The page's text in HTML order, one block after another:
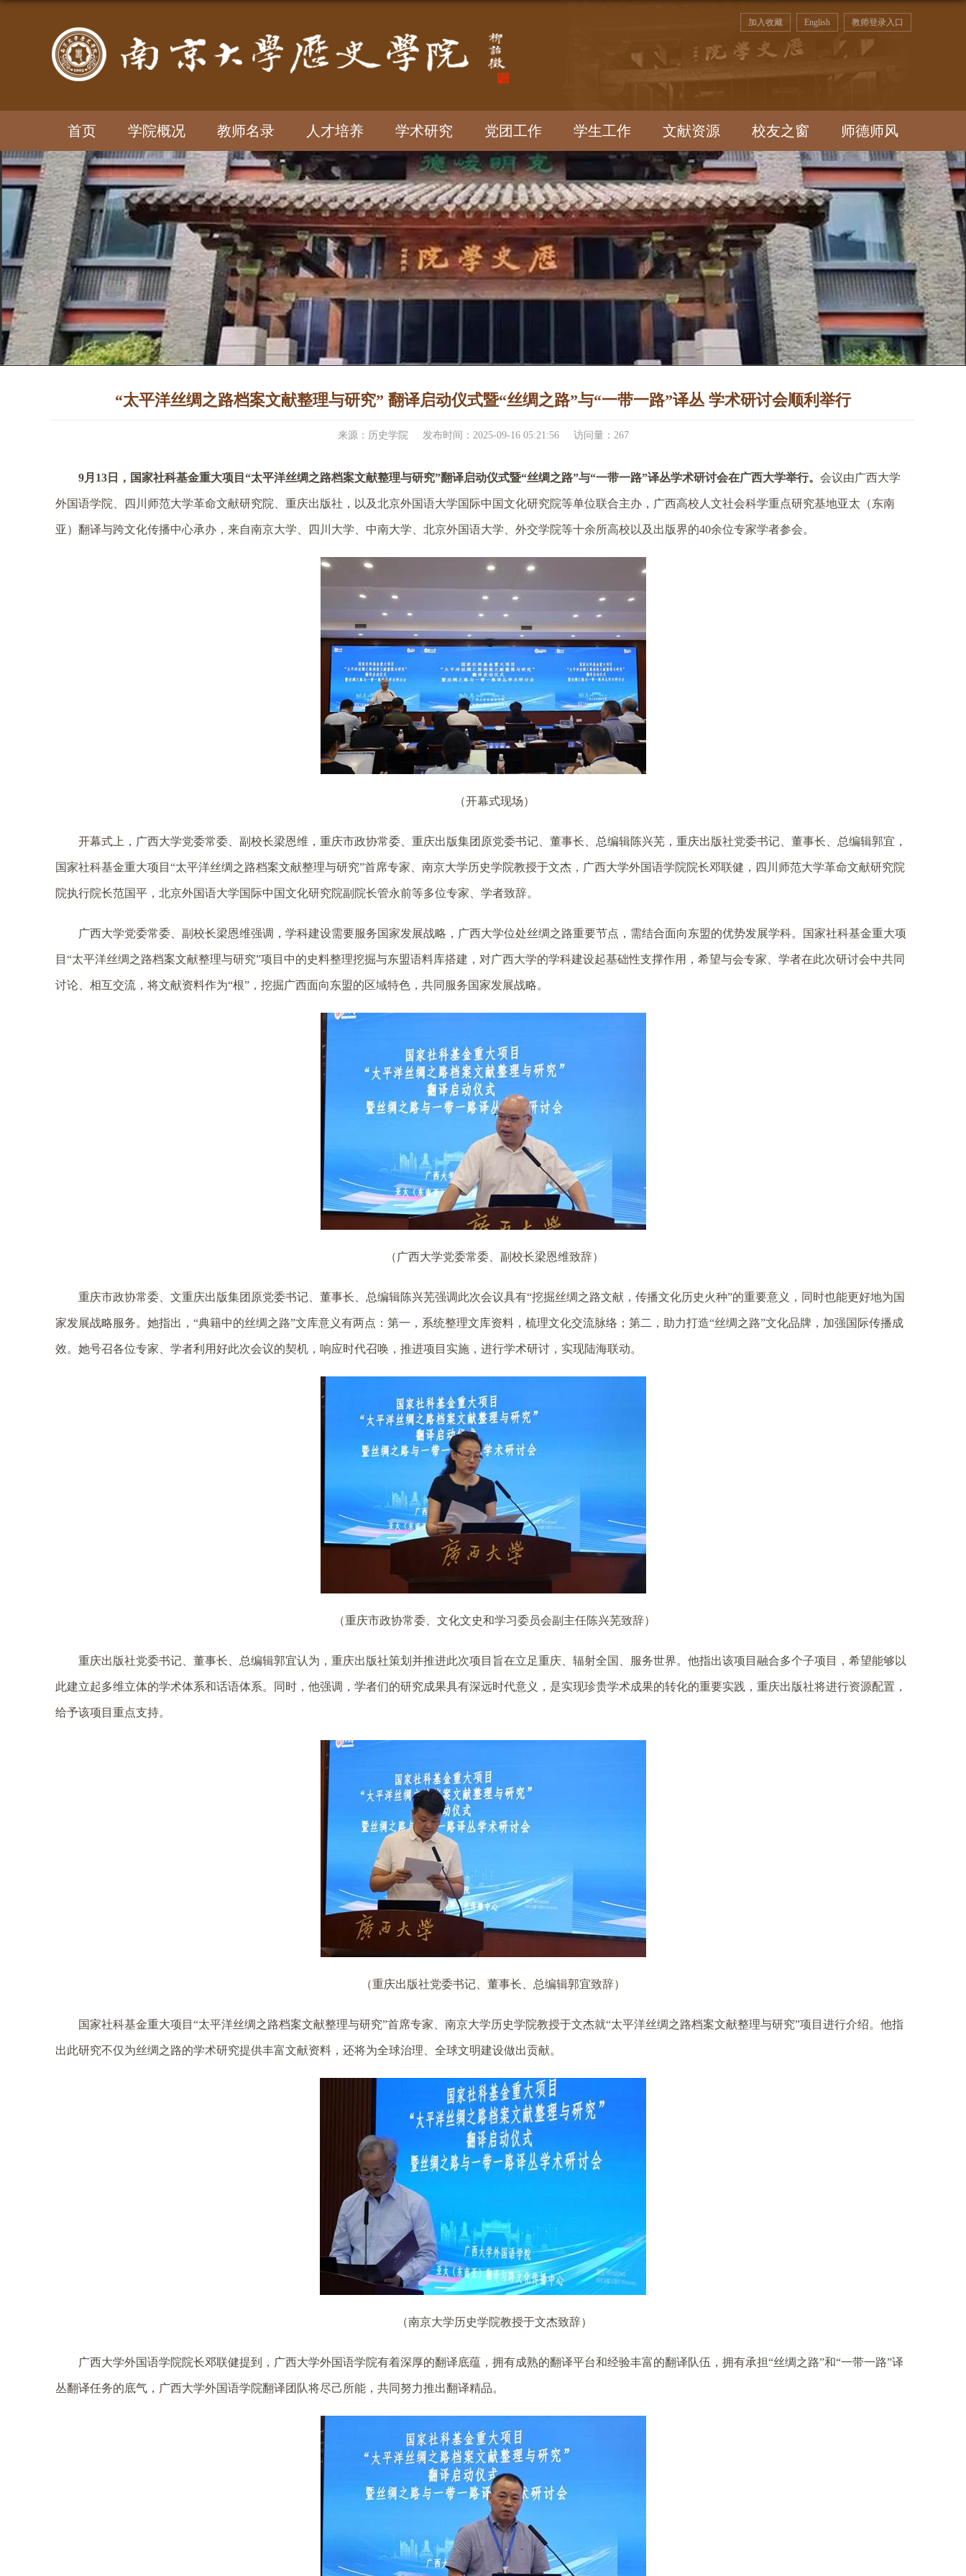
加入收藏 English 教师登录入口
首页 学院概况 教师名录 人才培养 学术研究 党团工作 学生工作 文献资源 校友之窗 师德师风
“太平洋丝绸之路档案文献整理与研究” 翻译启动仪式暨“丝绸之路”与“一带一路”译丛 学术研讨会顺利举行
来源：历史学院 发布时间：2025-09-16 05:21:56 访问量： 267
9月 13 日，国家社科基金重大项目“太平洋丝绸之路档案文献整理与研究”翻译启动仪式暨“丝绸之路”与“一带一路”译丛学术研讨会在广西大学举行。 会议由广西大学
外国语学院、四川师范大学革命文献研究院、重庆出版社，以及北京外国语大学国际中国文化研究院等单位联合主办，广西高校人文社会科学重点研究基地亚太（东南
亚）翻译与跨文化传播中心承办，来自南京大学、四川大学、中南大学、北京外国语大学、外交学院等十余所高校以及出版界的40余位专家学者参会。
（开幕式现场）
开幕式上，广西大学党委常委、副校长梁恩维，重庆市政协常委、重庆出版集团原党委书记、董事长、总编辑陈兴芜，重庆出版社党委书记、董事长、总编辑郭宜，
国家社科基金重大项目“太平洋丝绸之路档案文献整理与研究”首席专家、南京大学历史学院教授于文杰，广西大学外国语学院院长邓联健，四川师范大学革命文献研究院
院执行院长范国平，北京外国语大学国际中国文化研究院副院长管永前等多位专家、学者致辞。
广西大学党委常委、副校长梁恩维强调，学科建设需要服务国家发展战略，广西大学位处丝绸之路重要节点，需结合面向东盟的优势发展学科。国家社科基金重大项
目“太平洋丝绸之路档案文献整理与研究”项目中的史料整理挖掘与东盟语料库搭建，对广西大学的学科建设起基础性支撑作用，希望与会专家、学者在此次研讨会中共同
讨论、相互交流，将文献资料作为“根”，挖掘广西面向东盟的区域特色，共同服务国家发展战略。
（广西大学党委常委、副校长梁恩维致辞）
重庆市政协常委、文重庆出版集团原党委书记、董事长、总编辑陈兴芜强调此次会议具有“挖掘丝绸之路文献，传播文化历史火种”的重要意义，同时也能更好地为国
家发展战略服务。她指出，“典籍中的丝绸之路”文库意义有两点：第一，系统整理文库资料，梳理文化交流脉络；第二，助力打造“丝绸之路”文化品牌，加强国际传播成
效。她号召各位专家、学者利用好此次会议的契机，响应时代召唤，推进项目实施，进行学术研讨，实现陆海联动。
（重庆市政协常委、文化文史和学习委员会副主任陈兴芜致辞）
重庆出版社党委书记、董事长、总编辑郭宜认为，重庆出版社策划并推进此次项目旨在立足重庆、辐射全国、服务世界。他指出该项目融合多个子项目，希望能够以
此建立起多维立体的学术体系和话语体系。同时，他强调，学者们的研究成果具有深远时代意义，是实现珍贵学术成果的转化的重要实践，重庆出版社将进行资源配置，
给予该项目重点支持。
（重庆出版社党委书记、董事长、总编辑郭宜致辞）
国家社科基金重大项目“太平洋丝绸之路档案文献整理与研究”首席专家、南京大学历史学院教授于文杰就“太平洋丝绸之路档案文献整理与研究”项目进行介绍。他指
出此研究不仅为丝绸之路的学术研究提供丰富文献资料，还将为全球治理、全球文明建设做出贡献。
（南京大学历史学院教授于文杰致辞）
广西大学外国语学院院长邓联健提到，广西大学外国语学院有着深厚的翻译底蕴，拥有成熟的翻译平台和经验丰富的翻译队伍，拥有承担“丝绸之路”和“一带一路”译
丛翻译任务的底气，广西大学外国语学院翻译团队将尽己所能，共同努力推出翻译精品。